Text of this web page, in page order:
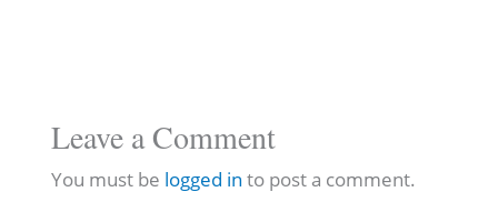
Leave a Comment
You must be logged in to post a comment.